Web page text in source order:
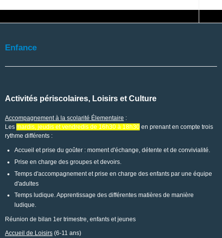
Enfance
Activités périscolaires, Loisirs et Culture
Accompagnement à la scolarité Élementaire :
Les mardis, jeudis et vendredis de 16h30 à 18h30 en prenant en compte trois
rythme différents :
Accueil et prise du goûter : moment d'échange, détente et de convivialité.
Prise en charge des groupes et devoirs.
Temps d'accompagnement et prise en charge des enfants par une équipe
d'adultes
Temps ludique. Apprentissage des différentes matières de manière
ludique.
Réunion de bilan 1er trimestre, enfants et jeunes
Accueil de Loisirs (6-11 ans)